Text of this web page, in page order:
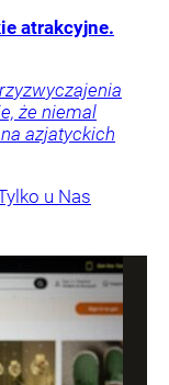
atrakcyjne.
że niemal
azjatyckich
u Nas